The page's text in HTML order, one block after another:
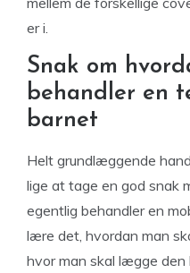
er i.
Snak om
behandler en
barnet
Helt grundlæggende
lige at tage en god snak
egentlig behandler en
lære det, hvordan man
hvor man skal lægge